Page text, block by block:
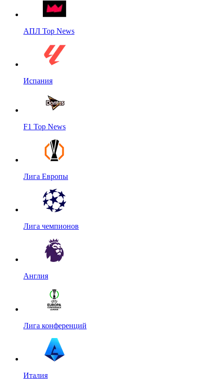
АПЛ Top News
Испания
F1 Top News
Лига Европы
Лига чемпионов
Англия
Лига конференций
Италия